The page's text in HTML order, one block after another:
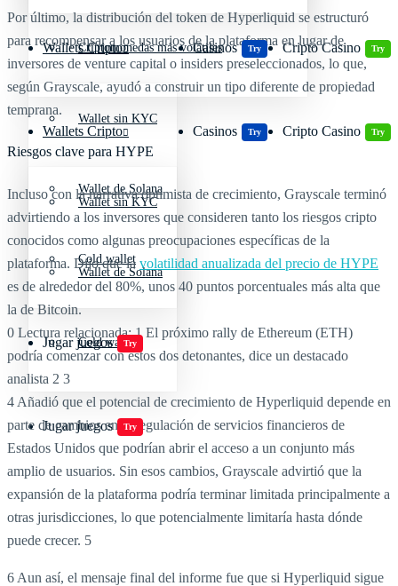
Wallets Cripto
Wallet sin KYC
Wallet de Solana
Cold wallet
Casinos Try Cripto Casino Try
Jugar juegos Try
Criptomonedas más volátiles
Wallets Cripto
Wallet sin KYC
Wallet de Solana
Cold wallet
Casinos Try Cripto Casino Try
Jugar juegos Try
Por último, la distribución del token de Hyperliquid se estructuró
para recompensar a los usuarios de la plataforma en lugar de
inversores de venture capital o insiders preseleccionados, lo que,
según Grayscale, ayudó a construir un tipo diferente de propiedad
temprana.
Riesgos clave para HYPE
Incluso con la narrativa optimista de crecimiento, Grayscale terminó
advirtiendo a los inversores que consideren tanto los riesgos cripto
conocidos como algunas preocupaciones específicas de la
plataforma. Dijo que la volatilidad anualizada del precio de HYPE
es de alrededor del 80%, unos 40 puntos porcentuales más alta que
la de Bitcoin.
0 Lectura relacionada:1 El próximo rally de Ethereum (ETH)
podría comenzar con estos dos detonantes, dice un destacado
analista 2 3
4 Añadió que el potencial de crecimiento de Hyperliquid depende en
parte de cambios en la regulación de servicios financieros de
Estados Unidos que podrían abrir el acceso a un conjunto más
amplio de usuarios. Sin esos cambios, Grayscale advirtió que la
expansión de la plataforma podría terminar limitada principalmente a
otras jurisdicciones, lo que potencialmente limitaría hasta dónde
puede crecer. 5
6 Aun así, el mensaje final del informe fue que si Hyperliquid sigue